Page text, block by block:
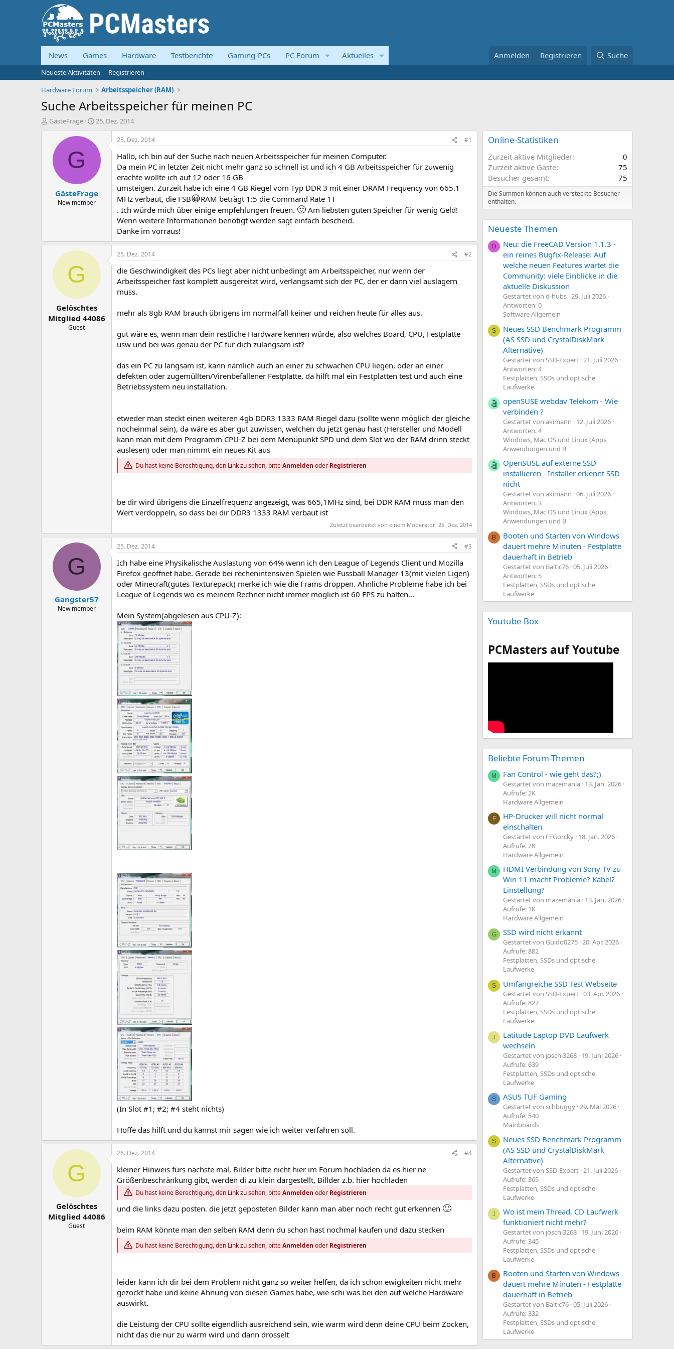
News Games Hardware Testberichte Gaming-PCs PC Forum Aktuelles Anmelden Registrieren Suche
Neueste Aktivitäten
Registrieren
Hardware Forum
Arbeitsspeicher (RAM)
Suche Arbeitsspeicher für meinen PC
E
GästeFrage
E
t
l
a
m
25. Dez. 2014
G
GästeFrage
New member
25. Dez. 2014 #1
Hallo, ich bin auf der Suche nach neuen Arbeitsspeicher für meinen Computer.
Da mein PC in letzter Zeit nicht mehr ganz so schnell ist und ich 4 GB Arbeitsspeicher für zuwenig
erachte wollte ich auf 12 oder 16 GB
umsteigen. Zurzeit habe ich eine 4 GB Riegel vom Typ DDR 3 mit einer DRAM Frequency von 665.1
MHz verbaut, die FSB😀RAM beträgt 1:5 die Command Rate 1T
. Ich würde mich über einige empfehlungen freuen. 🙂 Am liebsten guten Speicher für wenig Geld!
Wenn weitere Informationen benötigt werden sagt einfach bescheid.
Danke im vorraus!
G
Gelöschtes
Mitglied 44086
Guest
25. Dez. 2014 #2
die Geschwindigkeit des PCs liegt aber nicht unbedingt am Arbeitsspeicher, nur wenn der
Arbeitsspeicher fast komplett ausgereitzt wird, verlangsamt sich der PC, der er dann viel auslagern
muss.
mehr als 8gb RAM brauch übrigens im normalfall keiner und reichen heute für alles aus.
gut wäre es, wenn man dein restliche Hardware kennen würde, also welches Board, CPU, Festplatte
usw und bei was genau der PC für dich zulangsam ist?
das ein PC zu langsam ist, kann nämlich auch an einer zu schwachen CPU liegen, oder an einer
defekten oder zugemüllten/Virenbefallener Festplatte, da hilft mal ein Festplatten test und auch eine
Betriebssystem neu installation.
etweder man steckt einen weiteren 4gb DDR3 1333 RAM Riegel dazu (sollte wenn möglich der gleiche
nocheinmal sein), da wäre es aber gut zuwissen, welchen du jetzt genau hast (Hersteller und Modell
kann man mit dem Programm CPU-Z bei dem Menüpunkt SPD und dem Slot wo der RAM drinn steckt
auslesen) oder man nimmt ein neues Kit aus
Du hast keine Berechtigung, den Link zu sehen, bitteAnmelden oder Registrieren
be dir wird übrigens die Einzelfrequenz angezeigt, was 665,1MHz sind, bei DDR RAM muss man den
Wert verdoppeln, so dass bei dir DDR3 1333 RAM verbaut ist
Zuletzt bearbeitet von einem Moderator: 25. Dez. 2014
G
Gangster57
New member
25. Dez. 2014 #3
Ich habe eine Physikalische Auslastung von 64% wenn ich den League of Legends Client und Mozilla
Firefox geöffnet habe. Gerade bei rechenintensiven Spielen wie Fussball Manager 13(mit vielen Ligen)
oder Minecraft(gutes Texturepack) merke ich wie die Frams droppen. Ähnliche Probleme habe ich bei
League of Legends wo es meinem Rechner nicht immer möglich ist 60 FPS zu halten...
Mein System(abgelesen aus CPU-Z):
(In Slot #1; #2; #4 steht nichts)
Hoffe das hilft und du kannst mir sagen wie ich weiter verfahren soll.
G
Gelöschtes
Mitglied 44086
Guest
26. Dez. 2014 #4
kleiner Hinweis fürs nächste mal, Bilder bitte nicht hier im Forum hochladen da es hier ne
Größenbeschränkung gibt, werden di zu klein dargestellt, Billder z.b. hier hochladen
Du hast keine Berechtigung, den Link zu sehen, bitteAnmelden oder Registrieren
und die links dazu posten. die jetzt geposteten Bilder kann man aber noch recht gut erkennen 🙂
beim RAM könnte man den selben RAM denn du schon hast nochmal kaufen und dazu stecken
Du hast keine Berechtigung, den Link zu sehen, bitteAnmelden oder Registrieren
leider kann ich dir bei dem Problem nicht ganz so weiter helfen, da ich schon ewigkeiten nicht mehr
gezockt habe und keine Ahnung von diesen Games habe, wie schi was bei den auf welche Hardware
auswirkt.
die Leistung der CPU sollte eigendlich ausreichend sein, wie warm wird denn deine CPU beim Zocken,
nicht das die nur zu warm wird und dann drosselt
Online-Statistiken
Zurzeit aktive Mitglieder
0
Zurzeit aktive Gäste
75
Besucher gesamt
75
Die Summen können auch versteckte Besucher
enthalten.
Neueste Themen
D
Neu: die FreeCAD Version 1.1.3 -
ein reines Bugfix-Release: Auf
welche neuen Features wartet die
Community: viele Einblicke in die
aktuelle Diskussion
Gestartet von d-hubs 29. Juli 2026
Antworten: 0
Software Allgemein
S
Neues SSD Benchmark Programm
(AS SSD und CrystalDiskMark
Alternative)
Gestartet von SSD-Expert 21. Juli 2026
Antworten: 4
Festplatten, SSDs und optische
Laufwerke
openSUSE webdav Telekom - Wie
verbinden ?
Gestartet von akimann
12. Juli 2026
Antworten: 4
Windows, Mac OS und Linux (Apps,
Anwendungen und B
OpenSUSE auf externe SSD
installieren - Installer erkennt SSD
nicht
Gestartet von akimann 06. Juli 2026
Antworten: 3
Windows, Mac OS und Linux (Apps,
Anwendungen und B
B
Booten und Starten von Windows
dauert mehre Minuten - Festplatte
dauerhaft in Betrieb
Gestartet von Baltic76 05. Juli 2026
Antworten: 5
Festplatten, SSDs und optische
Laufwerke
Youtube Box
PCMasters auf Youtube
Beliebte Forum-Themen
M Fan Control - wie geht das?;)
Gestartet von mazemania 13. Jan. 2026
Aufrufe: 2K
Hardware Allgemein
F
HP-Drucker will nicht normal
einschalten
Gestartet von FFGorcky 18. Jan. 2026
Aufrufe: 2K
Hardware Allgemein
M
HDMI Verbindung von Sony TV zu
Win 11 macht Probleme? Kabel?
Einstellung?
Gestartet von mazemania 13. Jan. 2026
Aufrufe: 1K
Hardware Allgemein
G SSD wird nicht erkannt
Gestartet von Guido0275 20. Apr. 2026
Aufrufe: 882
Festplatten, SSDs und optische
Laufwerke
S Umfangreiche SSD Test Webseite
Gestartet von SSD-Expert 03. Apr. 2026
Aufrufe: 827
Festplatten, SSDs und optische
Laufwerke
J
Latitude Laptop DVD Laufwerk
wechseln
Gestartet von joschi3268 19. Juni 2026
Aufrufe: 639
Festplatten, SSDs und optische
Laufwerke
S ASUS TUF Gaming
Gestartet von schbuggy 29. Mai 2026
Aufrufe: 540
Mainboards
S
Neues SSD Benchmark Programm
(AS SSD und CrystalDiskMark
Alternative)
Gestartet von SSD-Expert 21. Juli 2026
Aufrufe: 365
Festplatten, SSDs und optische
Laufwerke
J
Wo ist mein Thread, CD Laufwerk
funktioniert nicht mehr?
Gestartet von joschi3268 19. Juni 2026
Aufrufe: 345
Festplatten, SSDs und optische
Laufwerke
B
Booten und Starten von Windows
dauert mehre Minuten - Festplatte
dauerhaft in Betrieb
Gestartet von Baltic76 05. Juli 2026
Aufrufe: 332
Festplatten, SSDs und optische
Laufwerke